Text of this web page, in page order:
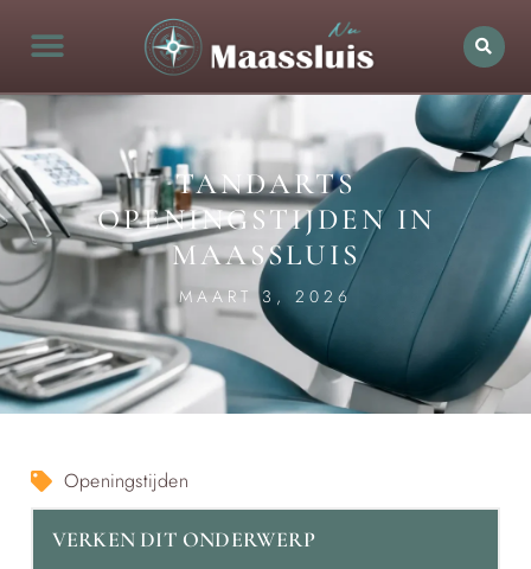
TANDARTS
OPENINGSTIJDEN IN
MAASSLUIS
MAART 3, 2026
Openingstijden
VERKEN DIT ONDERWERP